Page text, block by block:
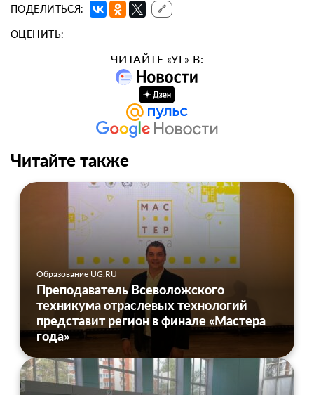
ПОДЕЛИТЬСЯ: 🔗
ОЦЕНИТЬ:
ЧИТАЙТЕ «УГ» В:
Читайте также
Образование UG.RU
Преподаватель Всеволожского
техникума отраслевых технологий
представит регион в финале «Мастера
года»